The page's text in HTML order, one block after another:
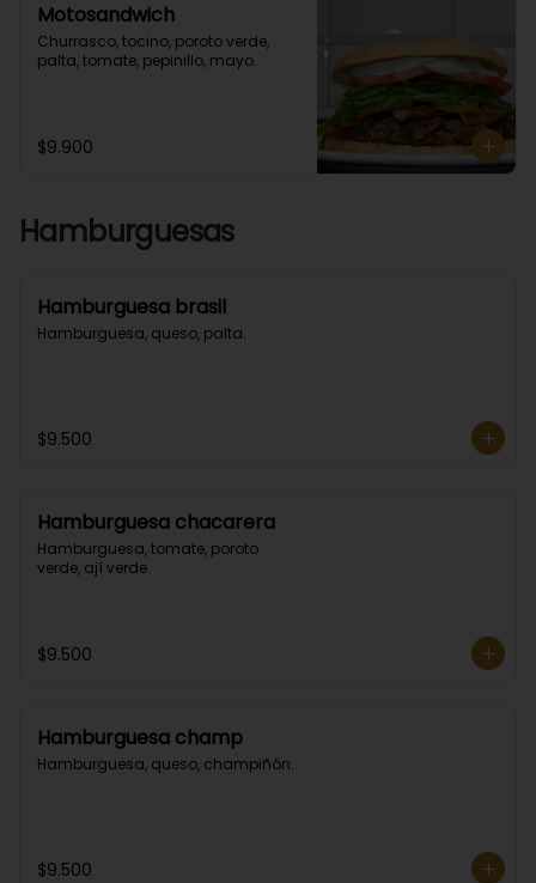
Motosandwich
Churrasco, tocino, poroto verde,
palta, tomate, pepinillo, mayo.
$9.900
Hamburguesas
Hamburguesa brasil
Hamburguesa, queso, palta.
$9.500
Hamburguesa chacarera
Hamburguesa, tomate, poroto
verde, ají verde.
$9.500
Hamburguesa champ
Hamburguesa, queso, champiñón.
$9.500